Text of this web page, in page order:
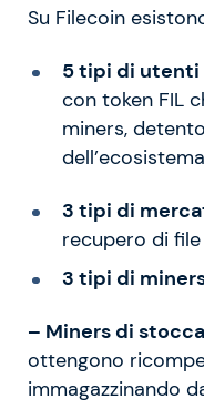
Su Filecoin
5 tipi di utenti
con token FIL
miners,
3 tipi di
recupero di
3 tipi di
– Miners di
ottengono
immagazzinando